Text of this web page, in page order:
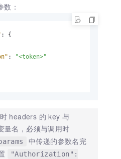
：
:
{
:
"<token>"
headers 的 key 与
量名，必须与调用时
中传递的参数名完
"Authorization":